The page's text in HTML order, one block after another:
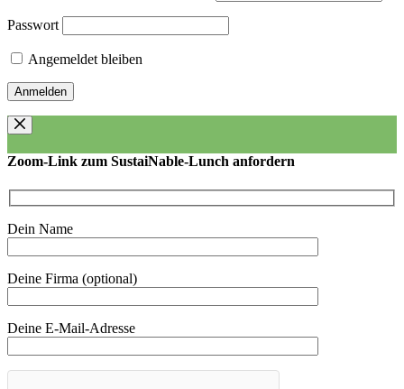
Passwort
Angemeldet bleiben
Zoom-Link zum SustaiNable-Lunch anfordern
Dein Name
Deine Firma (optional)
Deine E-Mail-Adresse